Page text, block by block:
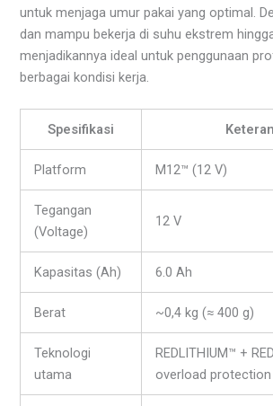
untuk menjaga umur pakai yang optimal.
dan mampu bekerja di suhu ekstrem
menjadikannya ideal untuk penggunaan
berbagai kondisi kerja.
Spesifikasi
Platform M12™ (12 V)
Tegangan
(Voltage)
12 V
Kapasitas (Ah) 6.0 Ah
Berat ~0,4 kg (≈ 400 g)
Teknologi
utama
REDLITHIUM™ +
overload protection